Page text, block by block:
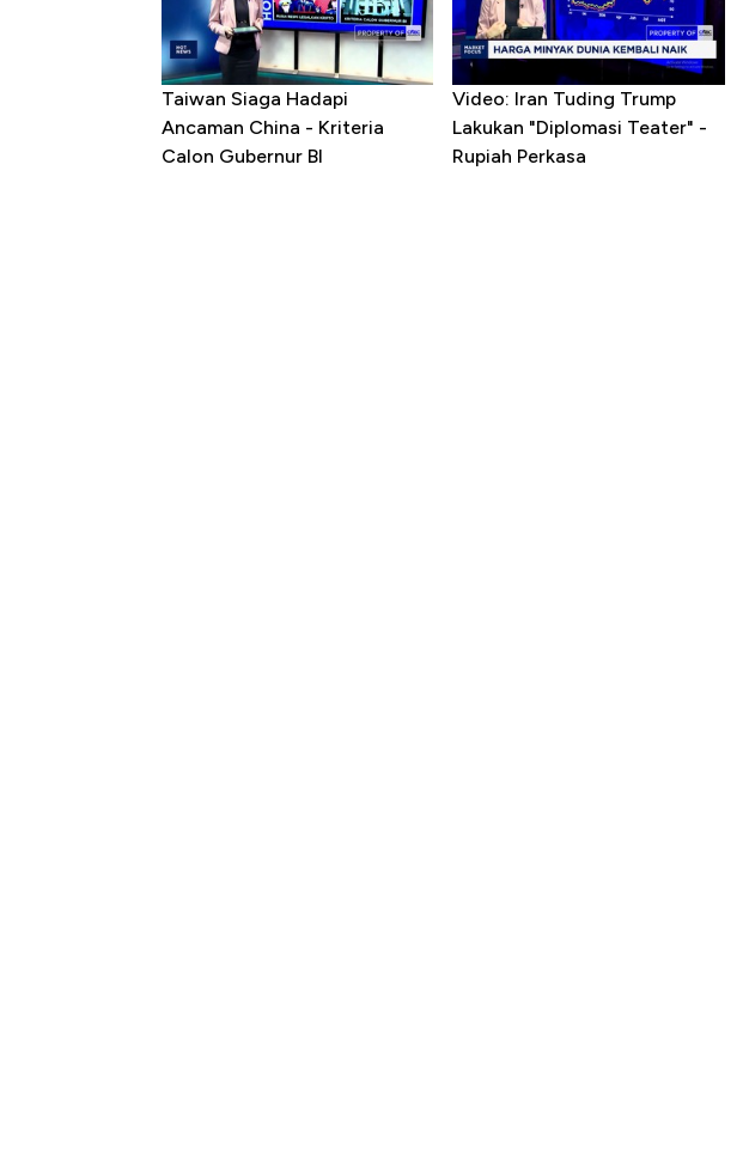
Taiwan Siaga Hadapi
Ancaman China - Kriteria
Calon Gubernur BI
Video: Iran Tuding Trump
Lakukan "Diplomasi Teater" -
Rupiah Perkasa